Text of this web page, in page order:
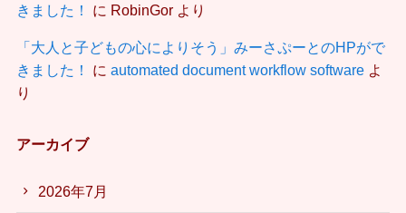
きました！
に RobinGorより
「大人と子どもの心によりそう」みーさぷーとのHPがで
きました！
に automated document workflow softwareよ
り
アーカイブ
2026年7月